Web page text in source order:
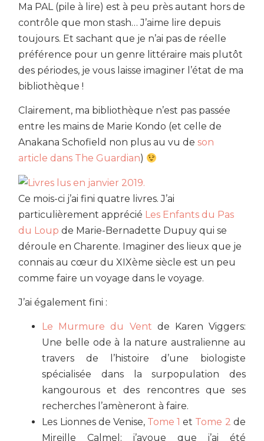
Ma PAL (pile à lire) est à peu près autant hors de
contrôle que mon stash… J’aime lire depuis
toujours. Et sachant que je n’ai pas de réelle
préférence pour un genre littéraire mais plutôt
des périodes, je vous laisse imaginer l’état de ma
bibliothèque !
Clairement, ma bibliothèque n’est pas passée
entre les mains de Marie Kondo (et celle de
Anakana Schofield non plus au vu de son
article dans The Guardian)
Ce mois-ci j’ai fini quatre livres. J’ai
particulièrement apprécié Les Enfants du Pas
du Loup de Marie-Bernadette Dupuy qui se
déroule en Charente. Imaginer des lieux que je
connais au cœur du XIXème siècle est un peu
comme faire un voyage dans le voyage.
J’ai également fini :
Le Murmure du Vent de Karen Viggers:
Une belle ode à la nature australienne au
travers de l’histoire d’une biologiste
spécialisée dans la surpopulation des
kangourous et des rencontres que ses
recherches l’amèneront à faire.
Les Lionnes de Venise, Tome 1 et Tome 2 de
Mireille Calmel: j’avoue que j’ai été